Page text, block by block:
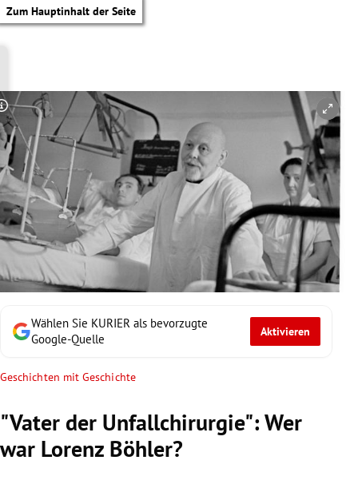
Zum Hauptinhalt der Seite
Untermenü
Untermenü
Untermenü
Untermenü
Wählen Sie KURIER als bevorzugte
Google-Quelle
Aktivieren
Geschichten mit Geschichte
"Vater der Unfallchirurgie": Wer
war Lorenz Böhler?
Copyright-Hinweis öffnen/schließen